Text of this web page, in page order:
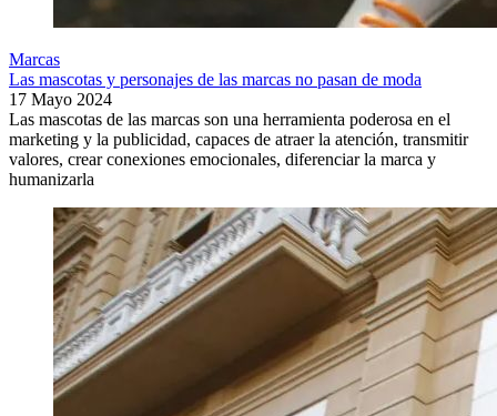
Marcas
Las mascotas y personajes de las marcas no pasan de moda
17 Mayo 2024
Las mascotas de las marcas son una herramienta poderosa en el
marketing y la publicidad, capaces de atraer la atención, transmitir
valores, crear conexiones emocionales, diferenciar la marca y
humanizarla